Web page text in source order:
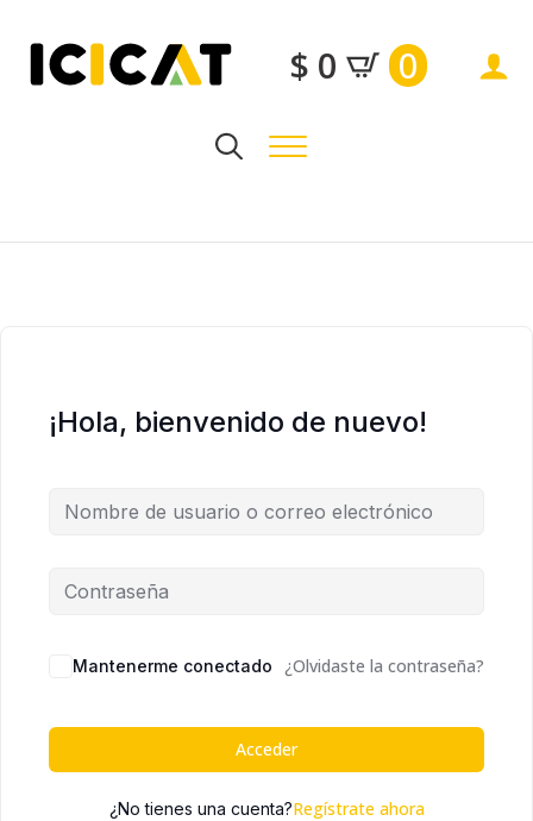
$ 0 0
for:
¡Hola, bienvenido de nuevo!
Mantenerme conectado ¿Olvidaste la contraseña?
Acceder
¿No tienes una cuenta?Regístrate ahora